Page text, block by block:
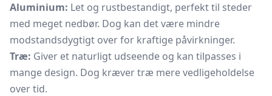
Aluminium: Let og rustbestandigt, perfekt til steder
med meget nedbør. Dog kan det være mindre
modstandsdygtigt over for kraftige påvirkninger.
Træ: Giver et naturligt udseende og kan tilpasses i
mange design. Dog kræver træ mere vedligeholdelse
over tid.